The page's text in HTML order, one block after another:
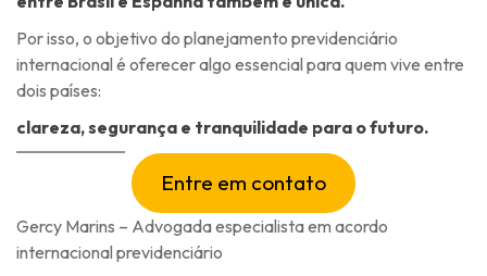
Por isso, o objetivo do planejamento previdenciário
internacional é oferecer algo essencial para quem vive entre
dois países:
clareza, segurança e tranquilidade para o futuro.
Entre em contato
Gercy Marins – Advogada especialista em acordo
internacional previdenciário